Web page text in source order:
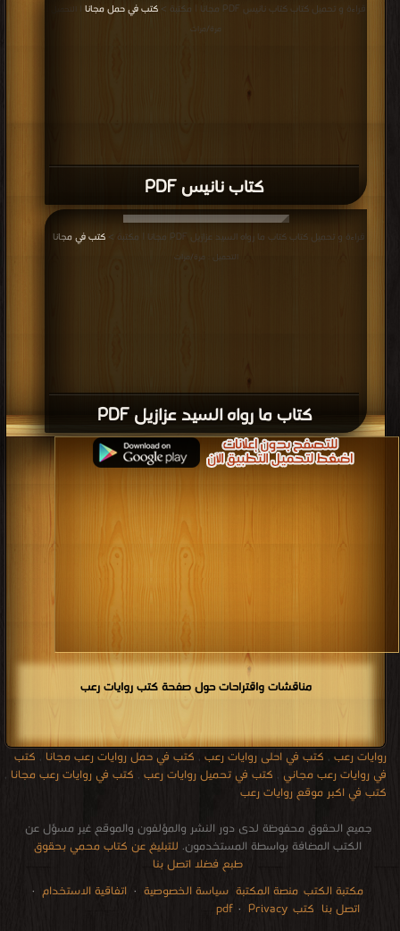
كتاب نانيس PDF
قراءة و تحميل كتاب كتاب نانيس PDF مجانا | مكتبة > كتب في حمل مجانا | التحميل :
مرة/مرات
كتاب ما رواه السيد عزازيل PDF
قراءة و تحميل كتاب كتاب ما رواه السيد عزازيل PDF مجانا | مكتبة > كتب في مجانا
التحميل : مرة/مرات
مناقشات واقتراحات حول صفحة كتب روايات رعب
روايات رعب , كتب في احلى روايات رعب , كتب في حمل روايات رعب مجانا , كتب
في روايات رعب مجاني , كتب في تحميل روايات رعب , كتب في روايات رعب مجانا ,
كتب في اكبر موقع روايات رعب
جميع الحقوق محفوظة لدى دور النشر والمؤلفون والموقع غير مسؤل عن
الكتب المضافة بواسطة المستخدمون. للتبليغ عن كتاب محمي بحقوق
طبع فضلا اتصل بنا
مكتبة الكتب منصة المكتبة سياسة الخصوصية · اتفاقية الاستخدام ·
اتصل بنا كتب pdf · Privacy